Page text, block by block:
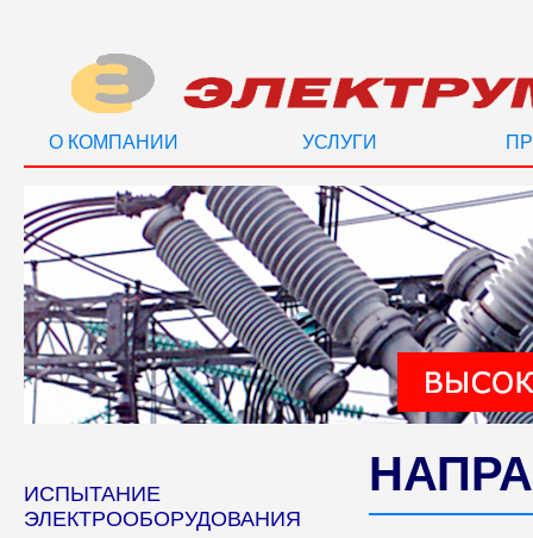
О КОМПАНИИ УСЛУГИ
ИСПЫТАНИЕ
ЭЛЕКТРООБОРУДОВАНИЯ